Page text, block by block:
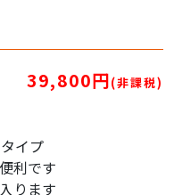
39,800円(非課税)
イプ
利です
ります